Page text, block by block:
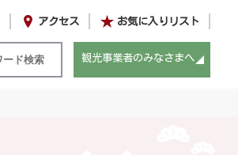
アクセス お気に入りリスト
観光事業者のみなさまへ